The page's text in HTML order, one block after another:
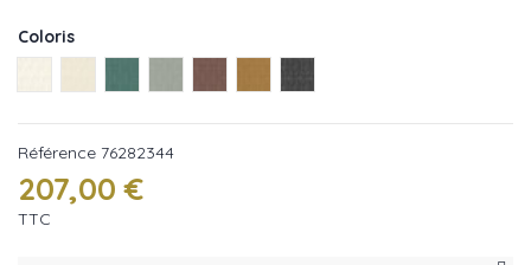
Coloris
Référence 76282344
207,00 €
TTC